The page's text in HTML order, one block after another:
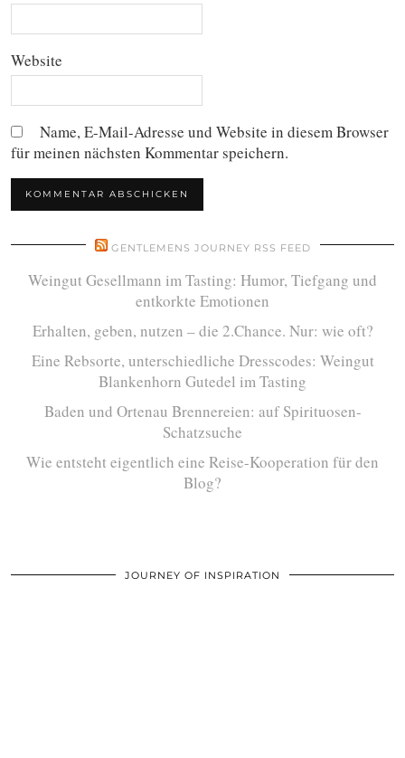
Website
Name, E-Mail-Adresse und Website in diesem Browser
für meinen nächsten Kommentar speichern.
GENTLEMENS JOURNEY RSS FEED
Weingut Gesellmann im Tasting: Humor, Tiefgang und
entkorkte Emotionen
Erhalten, geben, nutzen – die 2.Chance. Nur: wie oft?
Eine Rebsorte, unterschiedliche Dresscodes: Weingut
Blankenhorn Gutedel im Tasting
Baden und Ortenau Brennereien: auf Spirituosen-
Schatzsuche
Wie entsteht eigentlich eine Reise-Kooperation für den
Blog?
JOURNEY OF INSPIRATION